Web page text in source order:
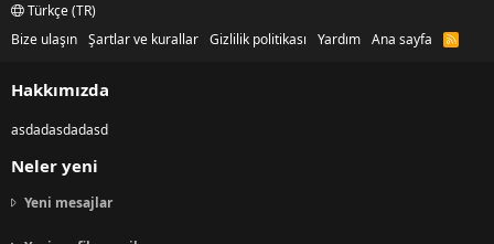
Türkçe (TR)
Bize ulaşın Şartlar ve kurallar Gizlilik politikası Yardım Ana sayfa
R
Hakkımızda
asdadasdadasd
Neler yeni
Yeni mesajlar